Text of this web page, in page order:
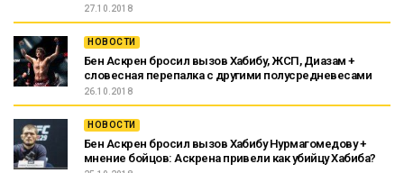
27.10.2018
НОВОСТИ
Бен Аскрен бросил вызов Хабибу, ЖСП, Диазам +
словесная перепалка с другими полусредневесами
26.10.2018
НОВОСТИ
Бен Аскрен бросил вызов Хабибу Нурмагомедову +
мнение бойцов: Аскрена привели как убийцу Хабиба?